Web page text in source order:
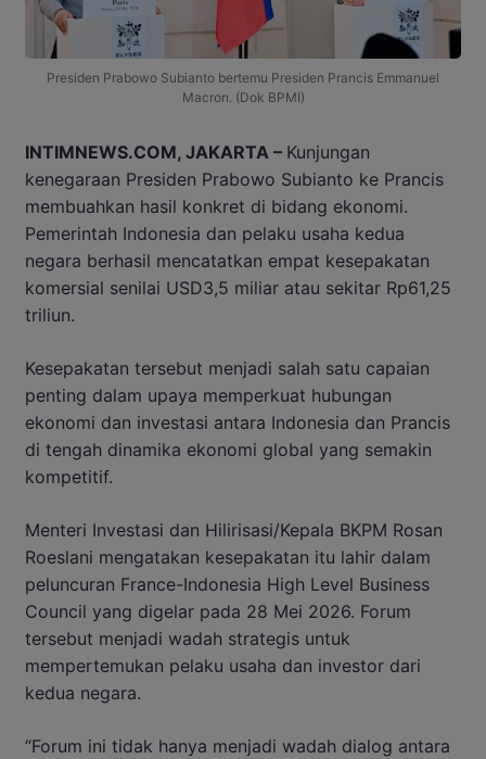
Presiden Prabowo Subianto bertemu Presiden Prancis Emmanuel
Macron. (Dok BPMI)
INTIMNEWS.COM, JAKARTA – Kunjungan
kenegaraan Presiden Prabowo Subianto ke Prancis
membuahkan hasil konkret di bidang ekonomi.
Pemerintah Indonesia dan pelaku usaha kedua
negara berhasil mencatatkan empat kesepakatan
komersial senilai USD3,5 miliar atau sekitar Rp61,25
triliun.
Kesepakatan tersebut menjadi salah satu capaian
penting dalam upaya memperkuat hubungan
ekonomi dan investasi antara Indonesia dan Prancis
di tengah dinamika ekonomi global yang semakin
kompetitif.
Menteri Investasi dan Hilirisasi/Kepala BKPM Rosan
Roeslani mengatakan kesepakatan itu lahir dalam
peluncuran France-Indonesia High Level Business
Council yang digelar pada 28 Mei 2026. Forum
tersebut menjadi wadah strategis untuk
mempertemukan pelaku usaha dan investor dari
kedua negara.
“Forum ini tidak hanya menjadi wadah dialog antara